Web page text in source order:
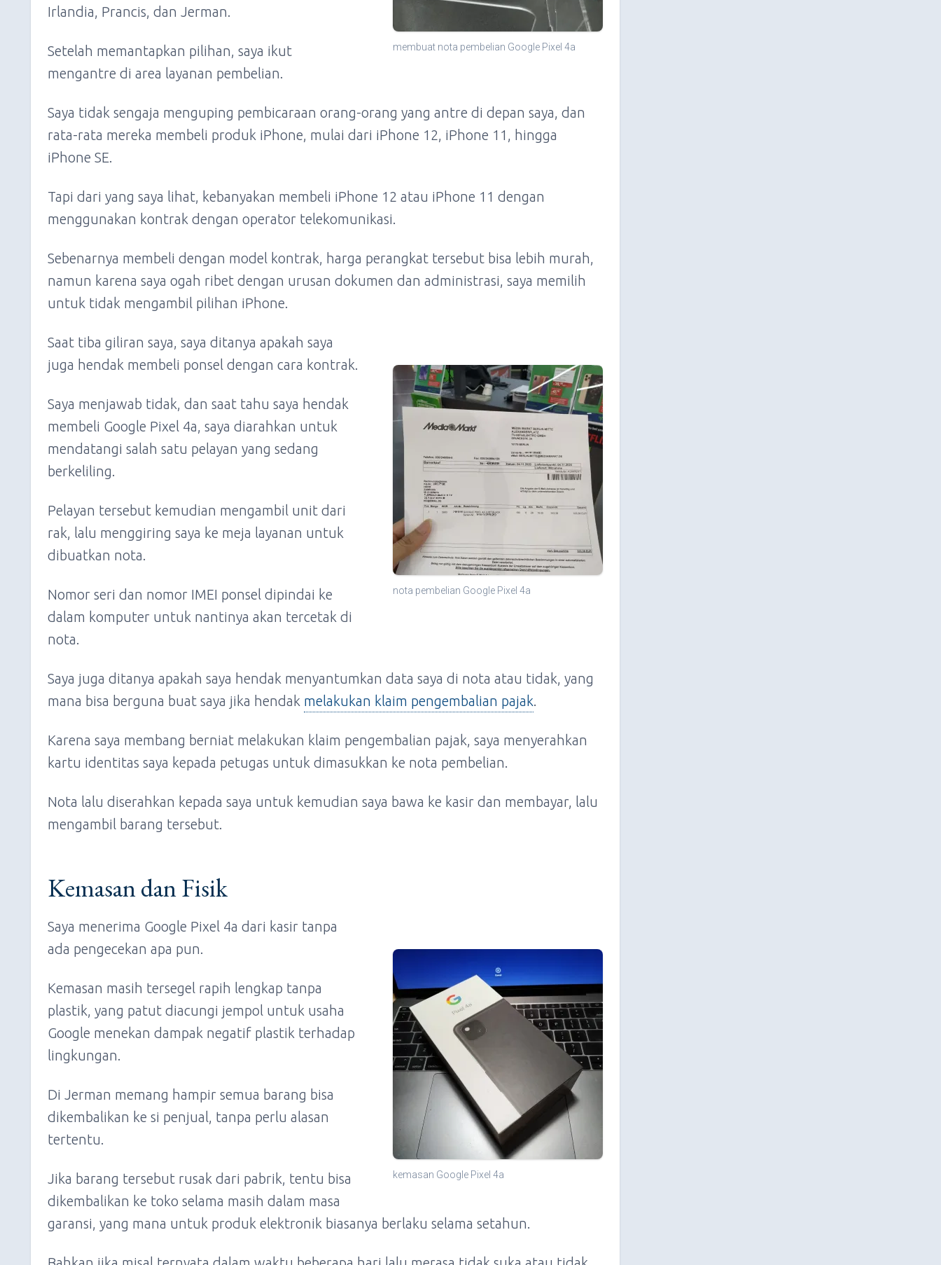
membuat nota pembelian Google Pixel 4a
Irlandia, Prancis, dan Jerman.
Setelah memantapkan pilihan, saya ikut
mengantre di area layanan pembelian.
Saya tidak sengaja menguping pembicaraan orang-orang yang antre di depan saya, dan
rata-rata mereka membeli produk iPhone, mulai dari iPhone 12, iPhone 11, hingga
iPhone SE.
Tapi dari yang saya lihat, kebanyakan membeli iPhone 12 atau iPhone 11 dengan
menggunakan kontrak dengan operator telekomunikasi.
Sebenarnya membeli dengan model kontrak, harga perangkat tersebut bisa lebih murah,
namun karena saya ogah ribet dengan urusan dokumen dan administrasi, saya memilih
untuk tidak mengambil pilihan iPhone.
nota pembelian Google Pixel 4a
Saat tiba giliran saya, saya ditanya apakah saya
juga hendak membeli ponsel dengan cara kontrak.
Saya menjawab tidak, dan saat tahu saya hendak
membeli Google Pixel 4a, saya diarahkan untuk
mendatangi salah satu pelayan yang sedang
berkeliling.
Pelayan tersebut kemudian mengambil unit dari
rak, lalu menggiring saya ke meja layanan untuk
dibuatkan nota.
Nomor seri dan nomor IMEI ponsel dipindai ke
dalam komputer untuk nantinya akan tercetak di
nota.
Saya juga ditanya apakah saya hendak menyantumkan data saya di nota atau tidak, yang
mana bisa berguna buat saya jika hendak melakukan klaim pengembalian pajak.
Karena saya membang berniat melakukan klaim pengembalian pajak, saya menyerahkan
kartu identitas saya kepada petugas untuk dimasukkan ke nota pembelian.
Nota lalu diserahkan kepada saya untuk kemudian saya bawa ke kasir dan membayar, lalu
mengambil barang tersebut.
Kemasan dan Fisik
kemasan Google Pixel 4a
Saya menerima Google Pixel 4a dari kasir tanpa
ada pengecekan apa pun.
Kemasan masih tersegel rapih lengkap tanpa
plastik, yang patut diacungi jempol untuk usaha
Google menekan dampak negatif plastik terhadap
lingkungan.
Di Jerman memang hampir semua barang bisa
dikembalikan ke si penjual, tanpa perlu alasan
tertentu.
Jika barang tersebut rusak dari pabrik, tentu bisa
dikembalikan ke toko selama masih dalam masa
garansi, yang mana untuk produk elektronik biasanya berlaku selama setahun.